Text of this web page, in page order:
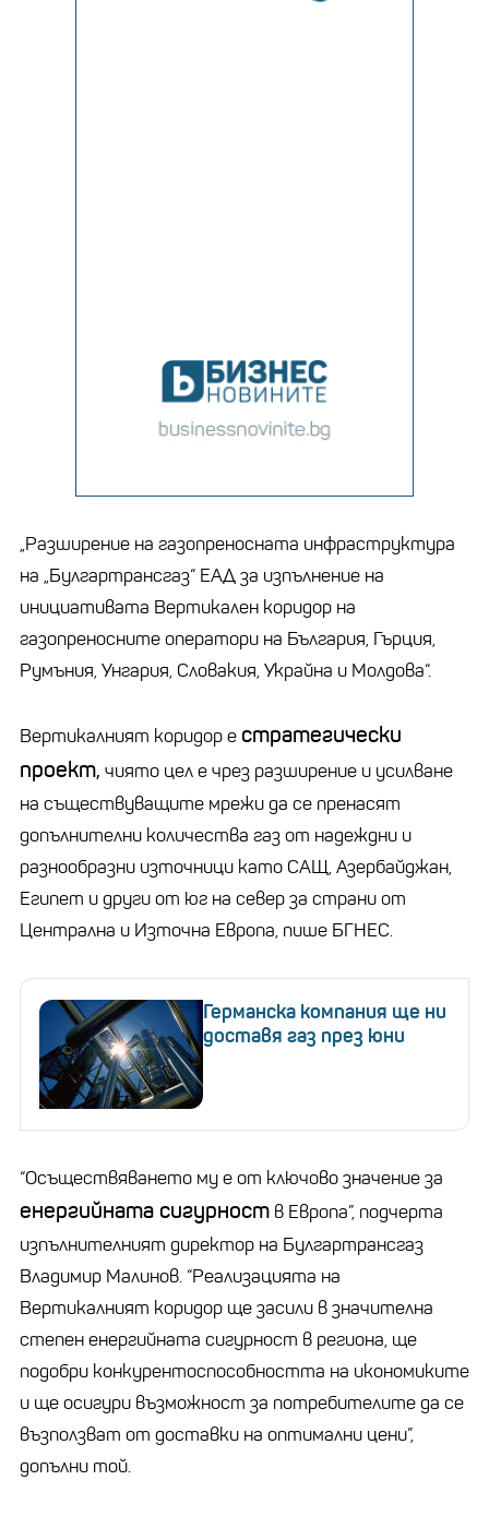
„Разширение на газопреносната инфраструктура
на „Булгартрансгаз“ ЕАД за изпълнение на
инициативата Вертикален коридор на
газопреносните оператори на България, Гърция,
Румъния, Унгария, Словакия, Украйна и Молдова“.
Вертикалният коридор естратегически
проект, чиято цел е чрез разширение и усилване
на съществуващите мрежи да се пренасят
допълнителни количества газ от надеждни и
разнообразни източници като САЩ, Азербайджан,
Египет и други от юг на север за страни от
Централна и Източна Европа, пише БГНЕС.
Германска компания ще ни
доставя газ през юни
“Осъществяването му е от ключово значение за
енергийната сигурност в Европа”, подчерта
изпълнителният директор на Булгартрансгаз
Владимир Малинов. “Реализацията на
Вертикалният коридор ще засили в значителна
степен енергийната сигурност в региона, ще
подобри конкурентоспособността на икономиките
и ще осигури възможност за потребителите да се
възползват от доставки на оптимални цени”,
допълни той.